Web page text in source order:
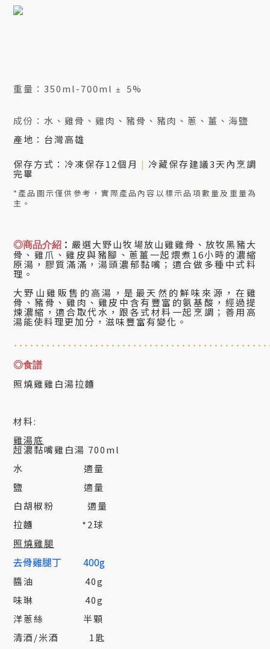
重量：350ml-700ml ± 5%
成份 ：水、雞骨、雞肉、豬骨、豬肉、蔥、薑、海鹽
產地：台灣高雄
保存方式：冷凍保存12個月 | 冷藏保存建議3天內烹調
完畢
*產品圖示僅供參考，實際產品內容以標示品項數量及重量為
主。
◎商品介紹 ：嚴選大野山牧場放山雞雞骨、放牧黑豬大
骨、雞爪、雞皮與豬腳、蔥薑一起煨煮16小時的濃縮
原湯，膠質滿滿，湯頭濃郁黏嘴；適合做多種中式料
理。
大野山雞販售的高湯，是最天然的鮮味來源，在雞
骨、豬骨、雞肉、雞皮中含有豐富的氨基酸，經過提
煉濃縮，適合取代水，跟各式材料一起烹調；善用高
湯能使料理更加分，滋味豐富有變化。
...................................
◎食譜
照燒雞雞白湯拉麵
材料:
雞湯底
超濃黏嘴雞白湯 700ml
水 適量
鹽 適量
白胡椒粉 適量
拉麵 *2球
照燒雞腿
去骨雞腿丁 400g
醬油 40g
味琳 40g
洋蔥絲 半顆
清酒/米酒 1匙